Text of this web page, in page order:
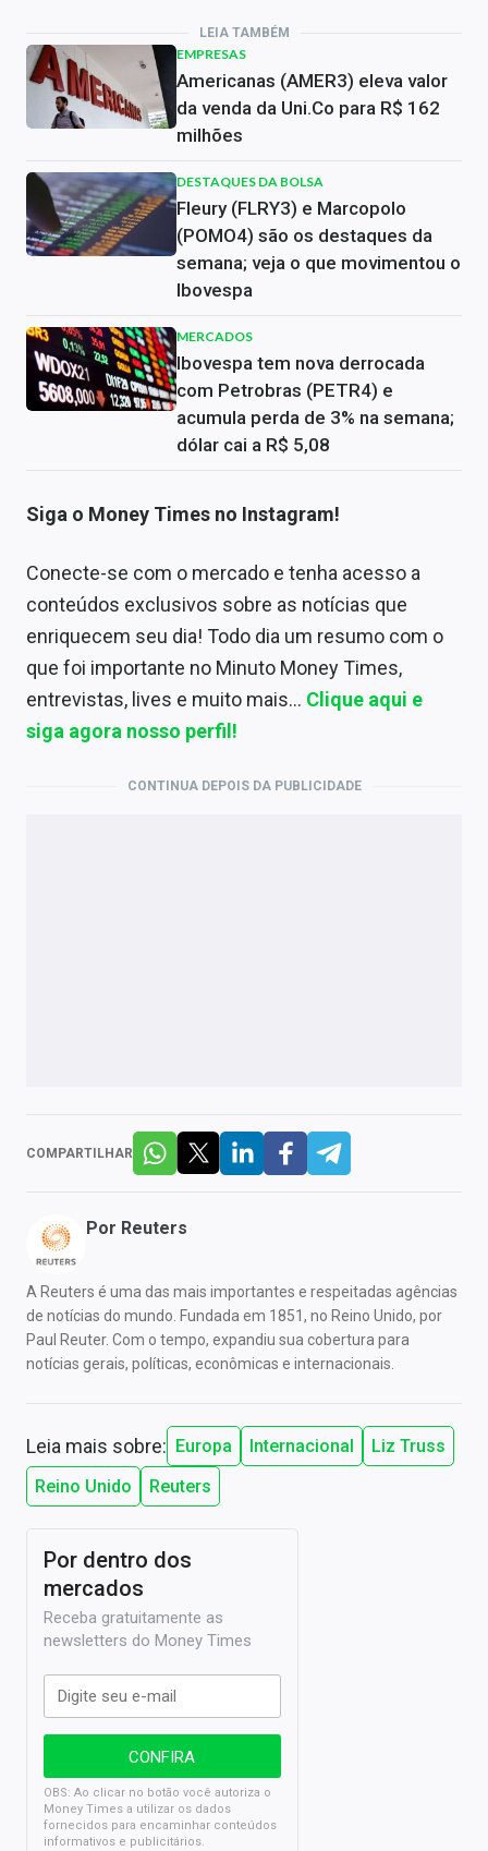
LEIA TAMBÉM
EMPRESAS
Americanas (AMER3) eleva valor
da venda da Uni.Co para R$ 162
milhões
DESTAQUES DA BOLSA
Fleury (FLRY3) e Marcopolo
(POMO4) são os destaques da
semana; veja o que movimentou o
Ibovespa
MERCADOS
Ibovespa tem nova derrocada
com Petrobras (PETR4) e
acumula perda de 3% na semana;
dólar cai a R$ 5,08
Siga o Money Times no Instagram!
Conecte-se com o mercado e tenha acesso a
conteúdos exclusivos sobre as notícias que
enriquecem seu dia! Todo dia um resumo com o
que foi importante no Minuto Money Times,
entrevistas, lives e muito mais… Clique aqui e
siga agora nosso perfil!
CONTINUA DEPOIS DA PUBLICIDADE
COMPARTILHAR
Por Reuters
A Reuters é uma das mais importantes e respeitadas agências
de notícias do mundo. Fundada em 1851, no Reino Unido, por
Paul Reuter. Com o tempo, expandiu sua cobertura para
notícias gerais, políticas, econômicas e internacionais.
Leia mais sobre: Europa Internacional
Liz Truss
Reino Unido
Reuters
Por dentro dos
mercados
Receba gratuitamente as
newsletters do Money Times
OBS: Ao clicar no botão você autoriza o
Money Times a utilizar os dados
fornecidos para encaminhar conteúdos
informativos e publicitários.